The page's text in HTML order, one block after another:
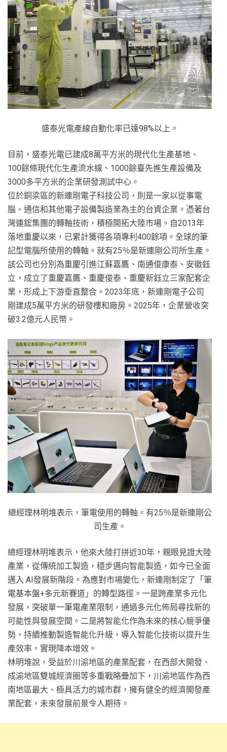
盛泰光電產線自動化率已達98%以上。
目前，盛泰光電已建成8萬平方米的現代化生產基地、
100餘條現代化生產流水線、1000餘臺先進生產設備及
3000多平方米的企業研發測試中心。
位於銅梁區的新連剛電子科技公司，則是一家以從事電
腦、通信和其他電子設備製造業為主的台資企業。憑著台
灣連鋐集團的轉軸技術，積極開拓大陸市場。自2013年
落地重慶以來，已累計獲得各項專利400餘項。全球的筆
記型電腦所使用的轉軸。就有25％是新連剛公司所生產。
該公司也分別為重慶引進江蘇嘉鷹、南通俊康泰、安徽鈺
立，成立了重慶嘉鷹、重慶俊泰、重慶新鈺立三家配套企
業，形成上下游垂直整合。2023年底，新連剛電子公司
剛建成5萬平方米的研發樓和廠房。2025年，企業營收突
破3.2億元人民幣。
總經理林明堆表示，筆電使用的轉軸。有25％是新連剛公
司生產。
總經理林明堆表示，他來大陸打拼近30年，親眼見證大陸
產業，從傳統加工製造，穩步邁向智能製造，如今已全面
邁入 AI發展新階段。為應對市場變化，新連剛制定了「筆
電基本盤+多元新賽道」的轉型路徑。一是跨產業多元化
發展，突破單一筆電產業限制，通過多元化佈局尋找新的
可能性與發展空間。二是將智能化作為未來的核心競爭優
勢，持續推動製造智能化升級，導入智能化技術以提升生
產效率，實現降本增效。
林明堆說，受益於川渝地區的產業配套，在西部大開發、
成渝地區雙城經濟圈等多重戰略疊加下，川渝地區作為西
南地區最大、極具活力的城市群，擁有健全的經濟開發產
業配套，未來發展前景令人期待。